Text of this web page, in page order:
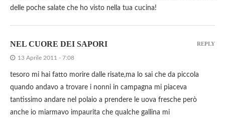
delle poche salate che ho visto nella tua cucina!
NEL CUORE DEI SAPORI
13 Aprile 2011 - 7:08
tesoro mi hai fatto morire dalle risate,ma lo sai che da piccola
quando andavo a trovare i nonni in campagna mi piaceva
tantissimo andare nel polaio a prendere le uova fresche però
anche io miarmavo impaurita che qualche gallina mi
REPLY